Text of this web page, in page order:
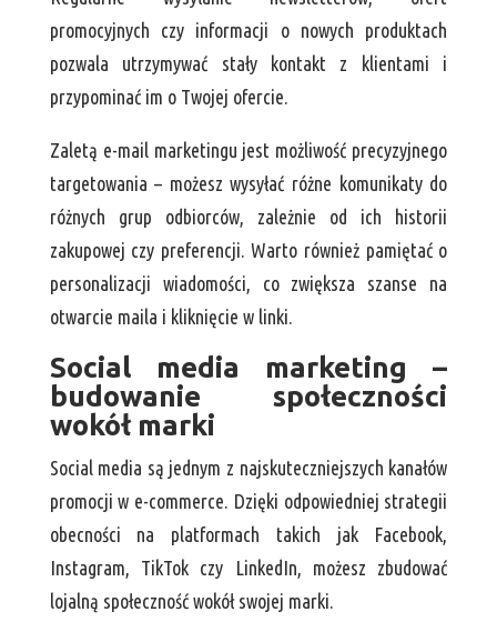
promocyjnych czy informacji o nowych produktach
pozwala utrzymywać stały kontakt z klientami i
przypominać im o Twojej ofercie.
Zaletą e-mail marketingu jest możliwość precyzyjnego
targetowania – możesz wysyłać różne komunikaty do
różnych grup odbiorców, zależnie od ich historii
zakupowej czy preferencji. Warto również pamiętać o
personalizacji wiadomości, co zwiększa szanse na
otwarcie maila i kliknięcie w linki.
Social media marketing –
budowanie społeczności
wokół marki
Social media są jednym z najskuteczniejszych kanałów
promocji w e-commerce. Dzięki odpowiedniej strategii
obecności na platformach takich jak Facebook,
Instagram, TikTok czy LinkedIn, możesz zbudować
lojalną społeczność wokół swojej marki.